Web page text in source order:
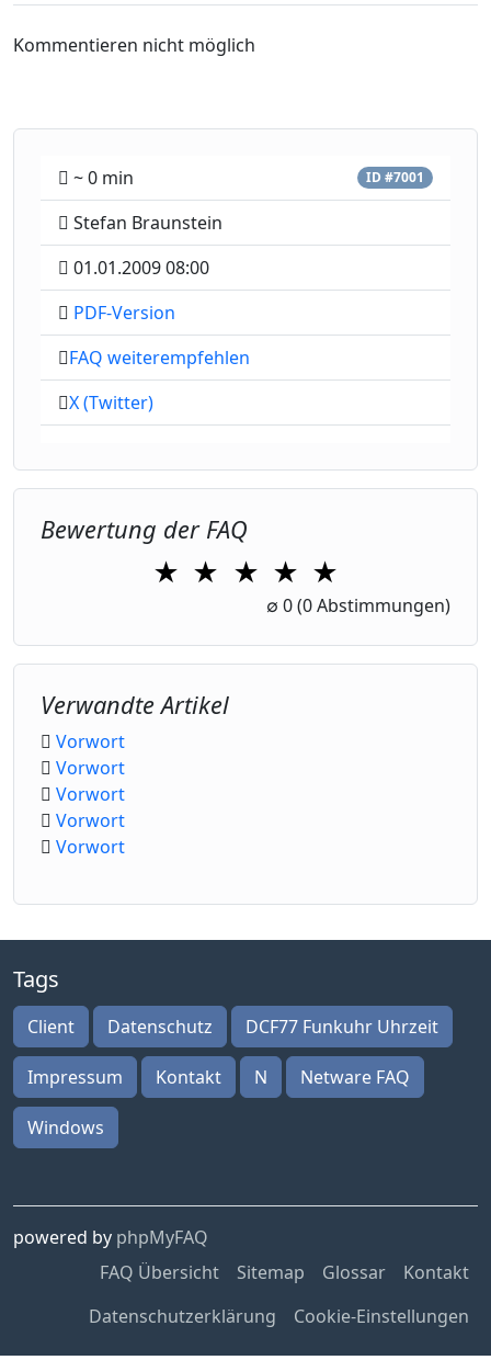
Kommentieren nicht möglich
~ 0 min ID #7001
Stefan Braunstein
01.01.2009 08:00
PDF-Version
FAQ weiterempfehlen
X (Twitter)
Bewertung der FAQ
★ ★
2 Stars
★
3 Stars
★
4 Stars
★
5 Stars
∅ 0(0 Abstimmungen)
Verwandte Artikel
Vorwort
Vorwort
Vorwort
Vorwort
Vorwort
Tags
Client Datenschutz DCF77 Funkuhr Uhrzeit
Impressum Kontakt N Netware FAQ
Windows
powered by phpMyFAQ
FAQ Übersicht
Sitemap Glossar
Kontakt
Datenschutzerklärung
Cookie-Einstellungen